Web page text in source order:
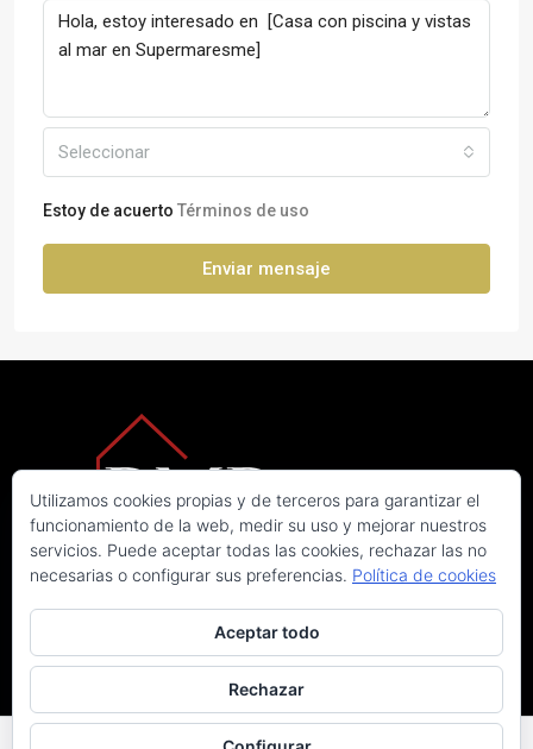
Seleccionar
Estoy de acuerto Términos de uso
Enviar mensaje
© RMP Real Estate. Todos los derechos reservados
Política de privacidad
Utilizamos cookies propias y de terceros para garantizar el
funcionamiento de la web, medir su uso y mejorar nuestros
servicios. Puede aceptar todas las cookies, rechazar las no
necesarias o configurar sus preferencias. Política de cookies
Aceptar todo
Rechazar